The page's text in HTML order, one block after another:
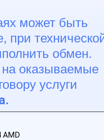
может быть
при
обмен.
на оказываемые
услуги
AMD